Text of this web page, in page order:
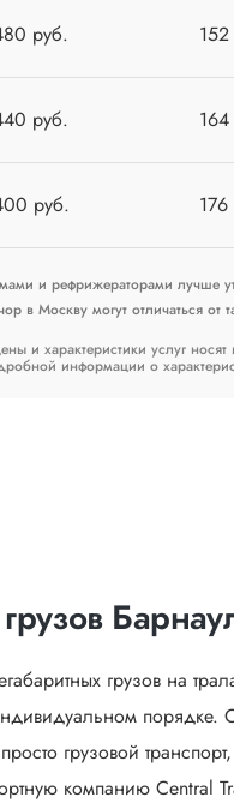
руб.
руб.
руб.
и рефрижераторами лучше
в Москву могут отличаться от
и характеристики услуг
информации о
грузов на
грузовой
компанию Central